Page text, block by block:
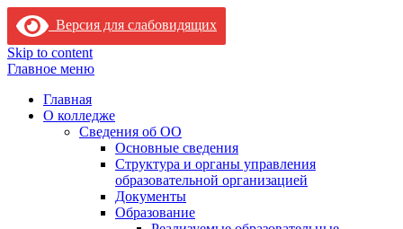
Версия для слабовидящих
Skip to content
Главное меню
Главная
О колледже
Сведения об ОО
Основные сведения
Структура и органы управления
образовательной организацией
Документы
Образование